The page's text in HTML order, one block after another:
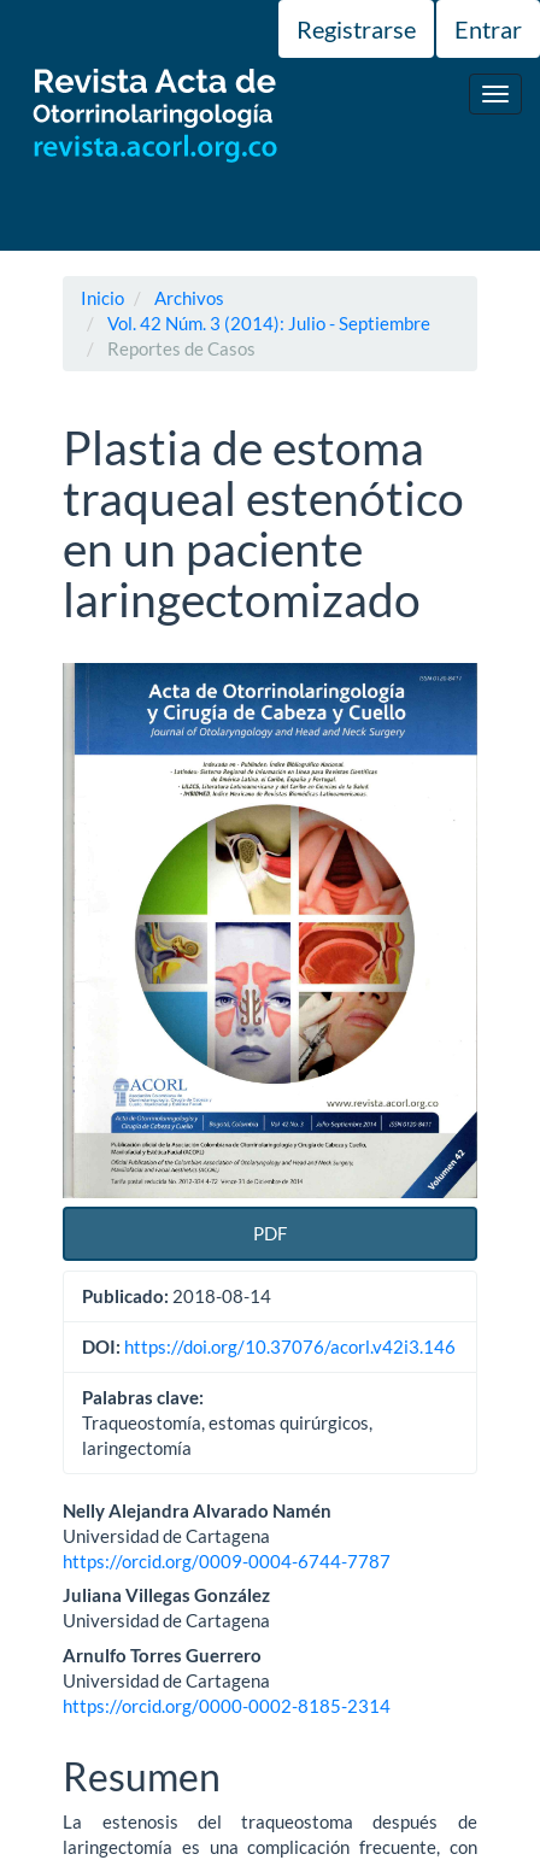
principal
Barra
lateral
Registrarse Entrar
Inicio
Archivos
Vol. 42 Núm. 3 (2014): Julio - Septiembre
Reportes de Casos
Plastia de estoma
traqueal estenótico
en un paciente
laringectomizado
Barra
lateral
del
artículo
PDF
Publicado: 2018-08-14
DOI: https://doi.org/10.37076/acorl.v42i3.146
Palabras clave:
Traqueostomía, estomas quirúrgicos,
laringectomía
Contenido
principal
del
artículo
Nelly Alejandra Alvarado Namén
Universidad de Cartagena
https://orcid.org/0009-0004-6744-7787
Juliana Villegas González
Universidad de Cartagena
Arnulfo Torres Guerrero
Universidad de Cartagena
https://orcid.org/0000-0002-8185-2314
Resumen
La estenosis del traqueostoma después de
laringectomía es una complicación frecuente, con